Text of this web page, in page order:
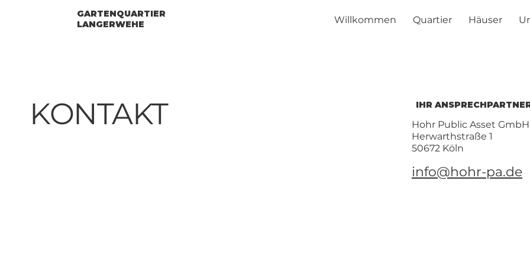
GARTENQUARTIER
LANGERWEHE
Willkommen Quartier Häuser
KONTAKT IHR
Hohr Public Asset GmbH
Herwarthstraße 1
50672 Köln
info@hohr-pa.de